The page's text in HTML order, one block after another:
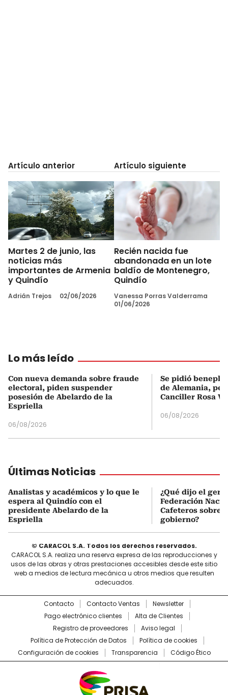
Artículo anterior
Martes 2 de junio, las
noticias más
importantes de Armenia
y Quindío
Adrián Trejos 02/06/2026
Artículo siguiente
Recién nacida fue
abandonada en un lote
baldío de Montenegro,
Quindío
Vanessa Porras Valderrama
01/06/2026
Lo más leído
Con nueva demanda sobre fraude
electoral, piden suspender
posesión de Abelardo de la
Espriella
06/08/2026
Se pidió
de Alemania,
Canciller Rosa
06/08/2026
Últimas Noticias
Analistas y académicos y lo que le
espera al Quindío con el
presidente Abelardo de la
Espriella
¿Qué dijo el
Federación
Cafeteros sobre
gobierno?
© CARACOL S.A. Todos los derechos reservados.
CARACOL S.A. realiza una reserva expresa de las reproducciones y
usos de las obras y otras prestaciones accesibles desde este sitio
web a medios de lectura mecánica u otros medios que resulten
adecuados.
Contacto Contacto Ventas
Newsletter
Pago electrónico clientes
Alta de Clientes
Registro de proveedores
Aviso legal
Política de Protección de Datos
Política de cookies
Configuración de cookies
Transparencia Código Ético